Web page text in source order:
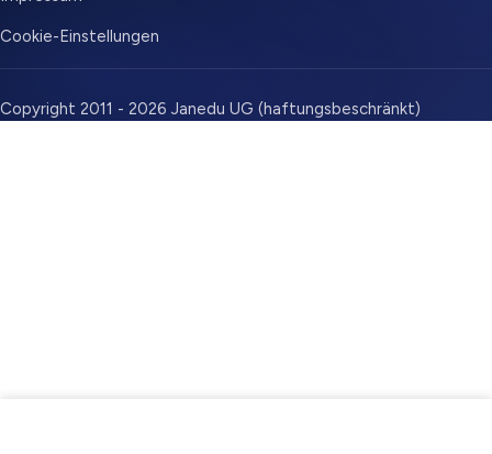
Cookie-Einstellungen
Copyright 2011 - 2026 Janedu UG (haftungsbeschränkt)